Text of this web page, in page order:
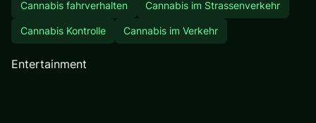
Cannabis fahrverhalten Cannabis im Strassenverkehr
Cannabis Kontrolle Cannabis im Verkehr
Entertainment